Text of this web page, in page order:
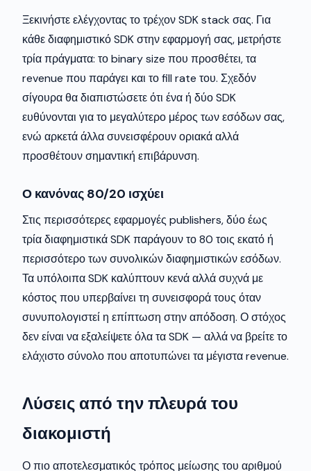
Ξεκινήστε ελέγχοντας το τρέχον SDK stack σας. Για
κάθε διαφημιστικό SDK στην εφαρμογή σας, μετρήστε
τρία πράγματα: το binary size που προσθέτει, τα
revenue που παράγει και το fill rate του. Σχεδόν
σίγουρα θα διαπιστώσετε ότι ένα ή δύο SDK
ευθύνονται για το μεγαλύτερο μέρος των εσόδων σας,
ενώ αρκετά άλλα συνεισφέρουν οριακά αλλά
προσθέτουν σημαντική επιβάρυνση.
Ο κανόνας 80/20 ισχύει
Στις περισσότερες εφαρμογές publishers, δύο έως
τρία διαφημιστικά SDK παράγουν το 80 τοις εκατό ή
περισσότερο των συνολικών διαφημιστικών εσόδων.
Τα υπόλοιπα SDK καλύπτουν κενά αλλά συχνά με
κόστος που υπερβαίνει τη συνεισφορά τους όταν
συνυπολογιστεί η επίπτωση στην απόδοση. Ο στόχος
δεν είναι να εξαλείψετε όλα τα SDK — αλλά να βρείτε το
ελάχιστο σύνολο που αποτυπώνει τα μέγιστα revenue.
Λύσεις από την πλευρά του
διακομιστή
Ο πιο αποτελεσματικός τρόπος μείωσης του αριθμού